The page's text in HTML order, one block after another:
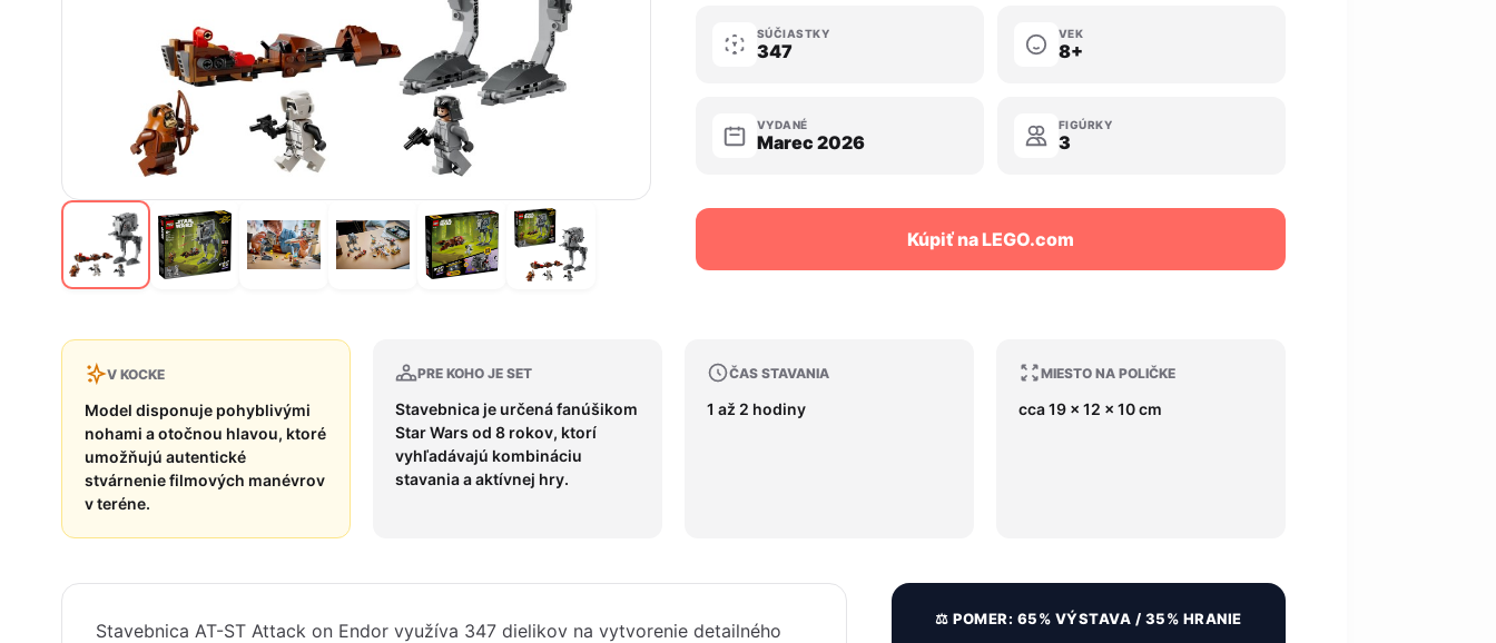
SÚČIASTKY
347
VEK
8+
VYDANÉ
Marec 2026
FIGÚRKY
3
Kúpiť na LEGO.com
V KOCKE
Model disponuje pohyblivými
nohami a otočnou hlavou, ktoré
umožňujú autentické
stvárnenie filmových manévrov
v teréne.
PRE KOHO JE SET
Stavebnica je určená fanúšikom
Star Wars od 8 rokov, ktorí
vyhľadávajú kombináciu
stavania a aktívnej hry.
ČAS STAVANIA
1 až 2 hodiny
MIESTO NA POLIČKE
cca 19 x 12 x 10 cm
Stavebnica AT-ST Attack on Endor využíva 347 dielikov na vytvorenie detailného
⚖️ POMER: 65% VÝSTAVA / 35% HRANIE